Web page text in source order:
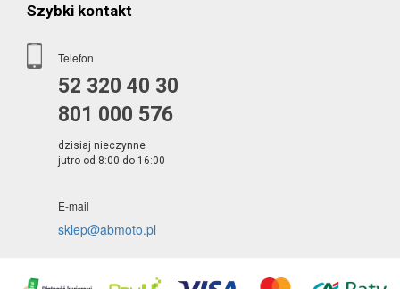
Szybki kontakt
Telefon
52 320 40 30
801 000 576
dzisiaj nieczynne
jutro od 8:00 do 16:00
E-mail
sklep@abmoto.pl